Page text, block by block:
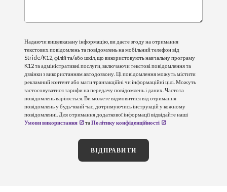
Надаючи вищевказану інформацію, ви даєте згоду на отримання
текстових повідомлень та повідомлень на мобільний телефон від
Stride/K12, філій та/або шкіл, що використовують навчальну програму
K12 та адміністративні послуги, включаючи текстові повідомлення та
дзвінки з використанням автодозвону. Ці повідомлення можуть містити
рекламний контент або мати транзакційні чи інформаційні цілі. Можуть
застосовуватися тарифи на передачу повідомлень і даних. Частота
повідомлень варіюється. Ви можете відмовитися від отримання
повідомлень у будь-який час, дотримуючись інструкцій у кожному
повідомленні. Для отримання додаткової інформації відвідайте наші
Умови використання
та Політику конфіденційності
ВІДПРАВИТИ